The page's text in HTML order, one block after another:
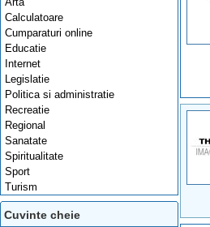
Calculatoare
Cumparaturi online
Educatie
Internet
Legislatie
Politica si administratie
Recreatie
Regional
Sanatate
Spiritualitate
Sport
Turism
Cuvinte cheie